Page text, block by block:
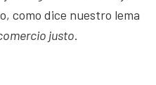
como dice nuestro lema
justo.